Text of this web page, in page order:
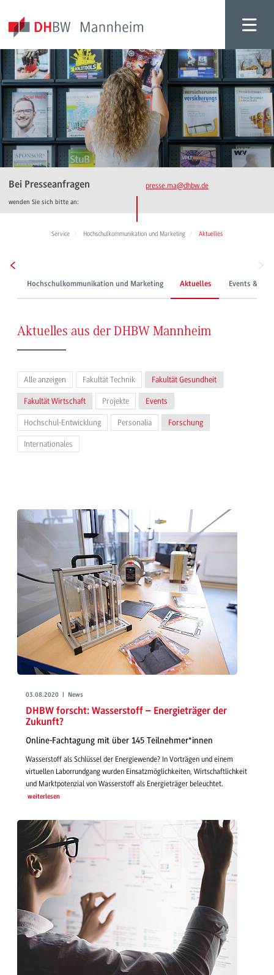
Bei Presseanfragen
wenden Sie sich bitte an:
presse.ma@dhbw.de
Service Hochschulkommunikation und Marketing Aktuelles
Hochschulkommunikation und Marketing Aktuelles Events &
Aktuelles aus der DHBW Mannheim
Alle anzeigen Fakultät Technik Fakultät Gesundheit
Fakultät Wirtschaft Projekte Events
Hochschul-Entwicklung Personalia Forschung
Internationales
03.08.2020 | News
DHBW forscht: Wasserstoff – Energieträger der
Zukunft?
Online-Fachtagung mit über 145 Teilnehmer*innen
Wasserstoff als Schlüssel der Energiewende? In Vorträgen und einem
virtuellen Laborrundgang wurden Einsatzmöglichkeiten, Wirtschaftlichkeit
und Marktpotenzial von Wasserstoff als Energieträger beleuchtet.
weiterlesen